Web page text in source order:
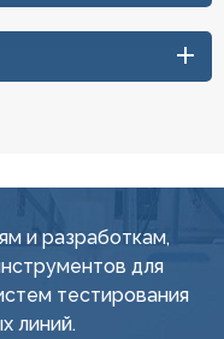
и разработкам,
для
тестирования
линий.